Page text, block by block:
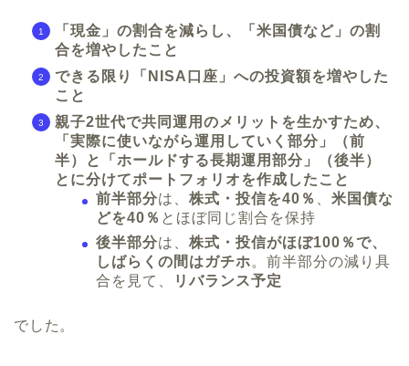
「現金」の割合を減らし、「米国債など」の割
合を増やしたこと
できる限り「NISA口座」への投資額を増やした
こと
親子2世代で共同運用のメリットを生かすため、
「実際に使いながら運用していく部分」（前
半）と「ホールドする長期運用部分」（後半）
とに分けてポートフォリオを作成したこと
前半部分は、 株式・投信を40％
米国債な
どを40％ とほぼ同じ割合を保持
後半部分は、 株式・投信がほぼ100％で、
しばらくの間はガチホ。前半部分の減り具
合を見て、
リバランス予定
でした。